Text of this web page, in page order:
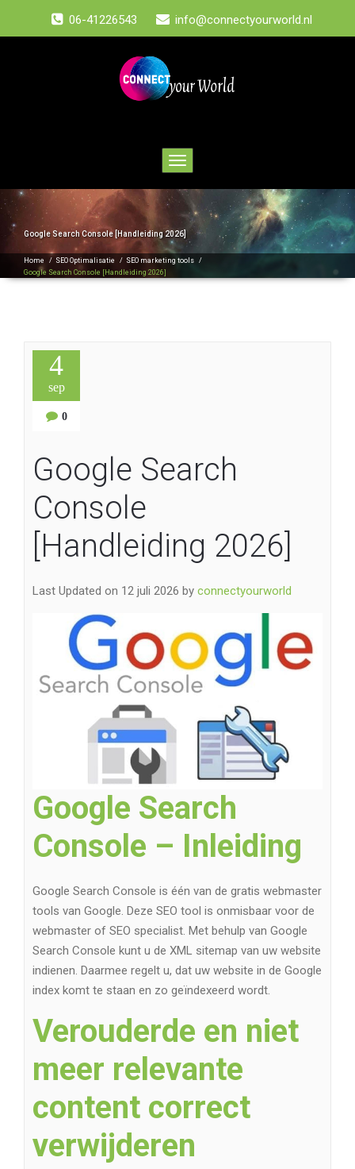
06-41226543 info@connectyourworld.nl
Toggle
navigation
Google Search Console [Handleiding 2026]
Home / SEO Optimalisatie / SEO marketing tools /
Google Search Console [Handleiding 2026]
4
sep
0
Google Search
Console
[Handleiding 2026]
Last Updated on 12 juli 2026 by connectyourworld
Google Search
Console – Inleiding
Google Search Console is één van de gratis webmaster
tools van Google. Deze SEO tool is onmisbaar voor de
webmaster of SEO specialist. Met behulp van Google
Search Console kunt u de XML sitemap van uw website
indienen. Daarmee regelt u, dat uw website in de Google
index komt te staan en zo geïndexeerd wordt.
Verouderde en niet
meer relevante
content correct
verwijderen